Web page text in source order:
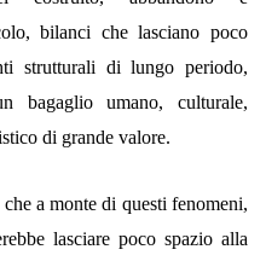
bilanci che lasciano poco
strutturali di lungo periodo,
bagaglio umano, culturale,
di grande valore.
a monte di questi fenomeni,
lasciare poco spazio alla